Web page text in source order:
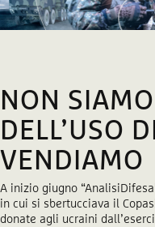
NON
DELL’USO
VENDIAMO
A inizio giugno
in cui si sbertucciava il
donate agli ucraini